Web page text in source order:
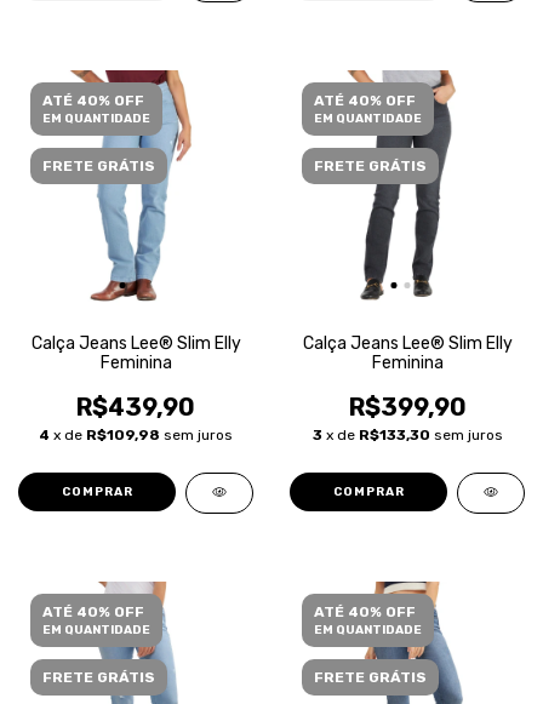
ATÉ 40% OFF
EM QUANTIDADE
FRETE GRÁTIS
Calça Jeans Lee® Slim Elly
Feminina
R$439,90
4 x de R$109,98 sem juros
COMPRAR
ATÉ 40% OFF
EM QUANTIDADE
FRETE GRÁTIS
Calça Jeans Lee® Slim Elly
Feminina
R$399,90
3 x de R$133,30 sem juros
COMPRAR
ATÉ 40% OFF
EM QUANTIDADE
FRETE GRÁTIS
ATÉ 40% OFF
EM QUANTIDADE
FRETE GRÁTIS